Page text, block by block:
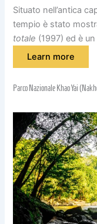
Situato nell’antica
tempio è stato
totale (1997) ed è
Learn more
Parco Nazionale Khao Yai